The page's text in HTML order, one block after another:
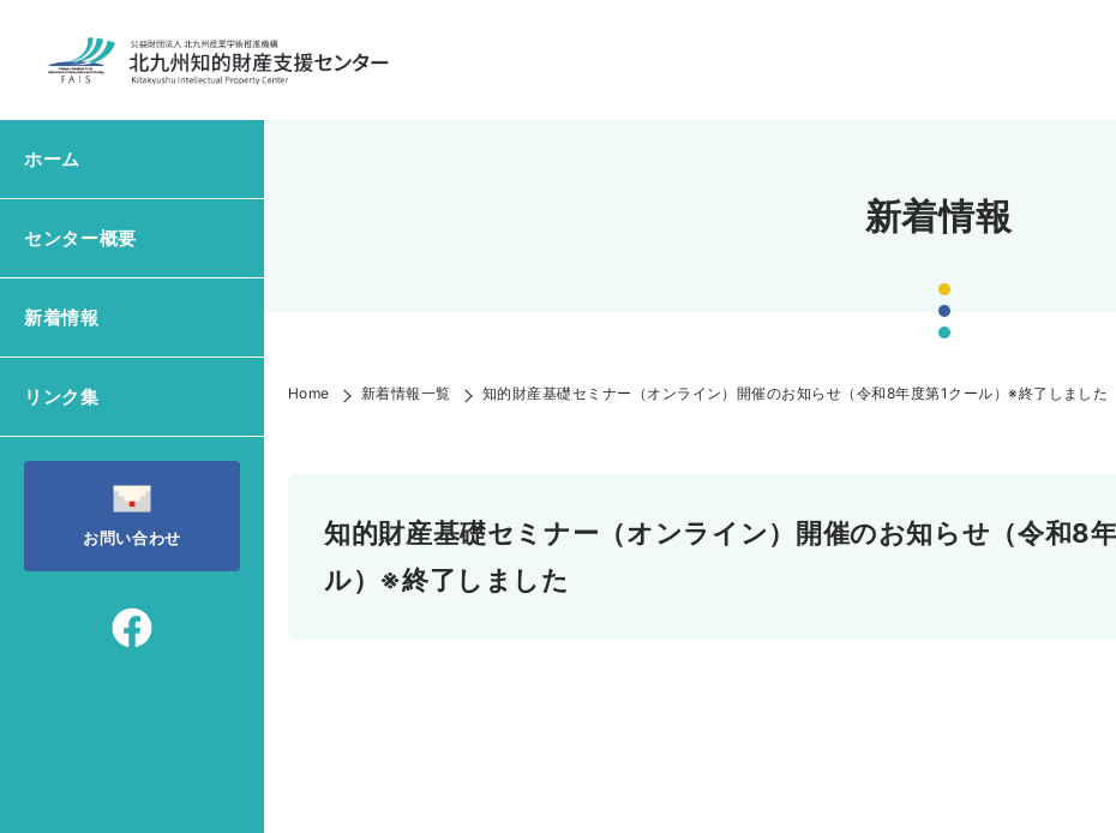
ホーム
センター概要
新着情報
リンク集
お問い合わせ
新着情報
Home 新着情報一覧 知的財産基礎セミナー（オンライン）開催のお知らせ（令和8年度第1クール）※終了しました
知的財産基礎セミナー（オンライン）開催のお知らせ（令和8
ル）※終了しました